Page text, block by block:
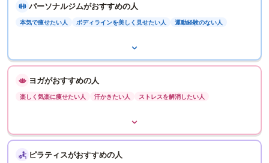
パーソナルジムがおすすめの人
本気で痩せたい人 ボディラインを美しく見せたい人 運動経験のない人
ヨガがおすすめの人
楽しく気楽に痩せたい人 汗かきたい人 ストレスを解消したい人
ピラティスがおすすめの人